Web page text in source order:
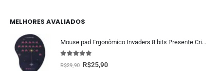
MELHORES AVALIADOS
Mouse pad Ergonômico Invaders 8 bits Presente Criativo Geek
fora de 5
R$29,90 R$25,90